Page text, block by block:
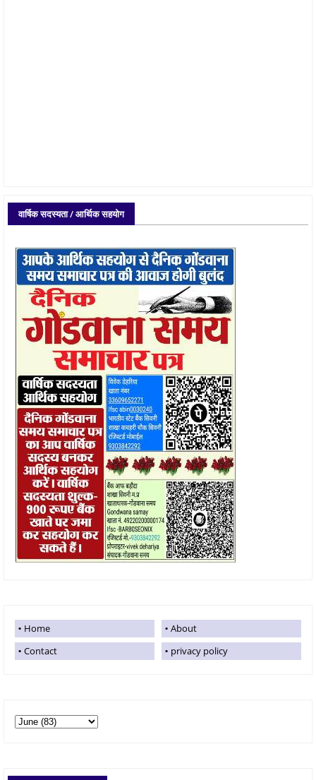
वार्षिक सदस्यता / आर्थिक सहयोग
Home
About
Contact
privacy policy